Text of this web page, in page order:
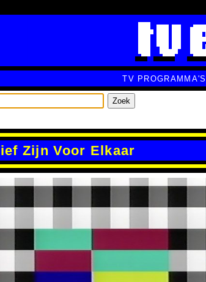
TV PROGRAMMA'S
Zoek
Zijn Voor Elkaar